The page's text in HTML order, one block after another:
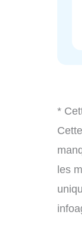
*
les